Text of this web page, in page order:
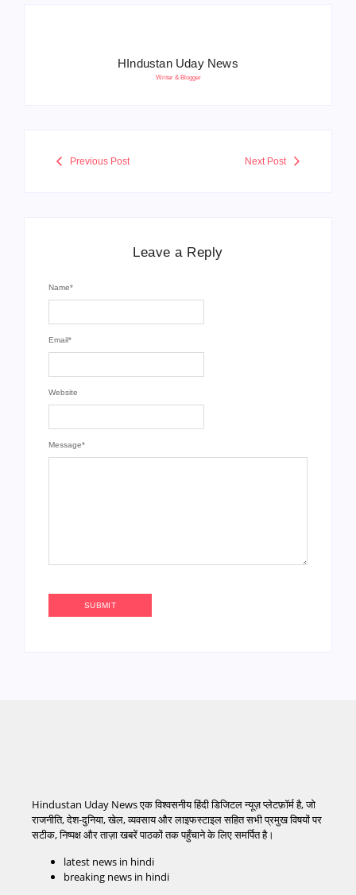
HIndustan Uday News
Writer & Blogger
Previous Post Next Post
Leave a Reply
Message*
Name*
Email*
Website
Hindustan Uday News एक विश्वसनीय हिंदी डिजिटल न्यूज़ प्लेटफ़ॉर्म है, जो
राजनीति, देश-दुनिया, खेल, व्यवसाय और लाइफस्टाइल सहित सभी प्रमुख विषयों पर
सटीक, निष्पक्ष और ताज़ा खबरें पाठकों तक पहुँचाने के लिए समर्पित है।
latest news in hindi
breaking news in hindi